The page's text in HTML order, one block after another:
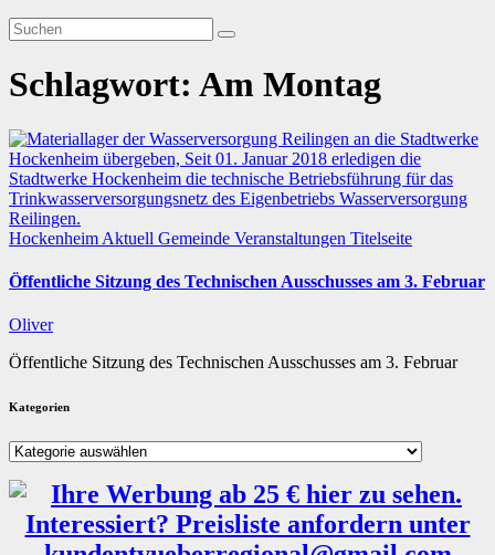
Schlagwort: Am Montag
Hockenheim Aktuell Gemeinde Veranstaltungen Titelseite
Öffentliche Sitzung des Technischen Ausschusses am 3. Februar
Oliver
Öffentliche Sitzung des Technischen Ausschusses am 3. Februar
Kategorien
Kategorien